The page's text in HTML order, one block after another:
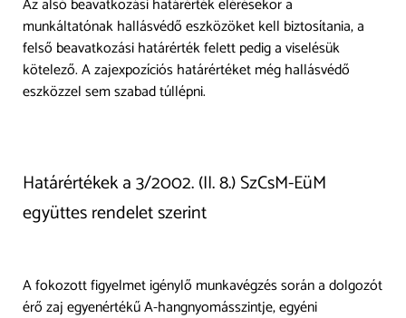
Az alsó beavatkozási határérték elérésekor a
munkáltatónak hallásvédő eszközöket kell biztosítania, a
felső beavatkozási határérték felett pedig a viselésük
kötelező. A zajexpozíciós határértéket még hallásvédő
eszközzel sem szabad túllépni.
Határértékek a 3/2002. (II. 8.) SzCsM-EüM
együttes rendelet szerint
A fokozott figyelmet igénylő munkavégzés során a dolgozót
érő zaj egyenértékű A-hangnyomásszintje, egyéni